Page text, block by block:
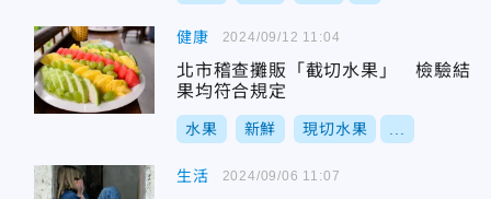
健康
北市稽查攤販「截切水果」 檢驗結
果均符合規定
水果 新鮮 現切水果
2024/09/12 11:04
生活 2024/09/06 11:07